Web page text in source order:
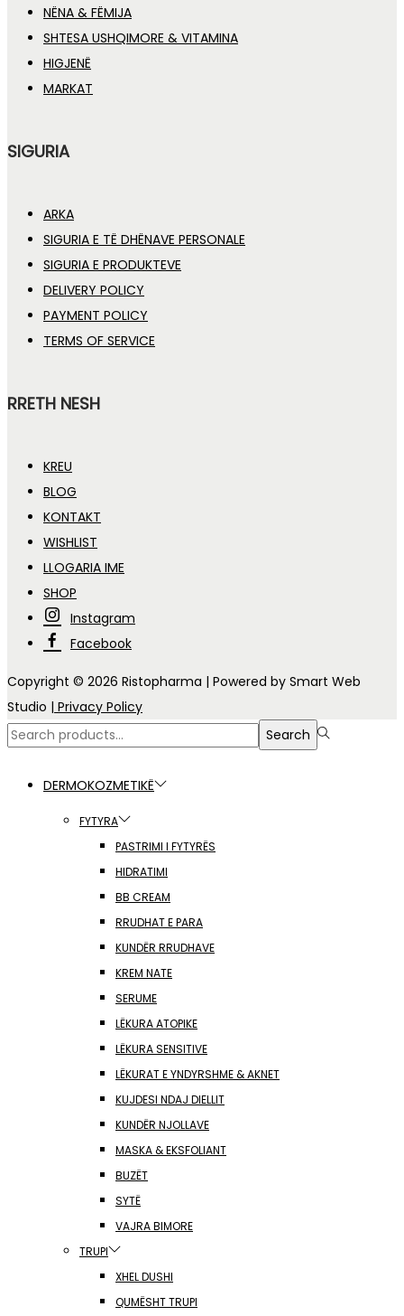
NËNA & FËMIJA
SHTESA USHQIMORE & VITAMINA
HIGJENË
MARKAT
SIGURIA
ARKA
SIGURIA E TË DHËNAVE PERSONALE
SIGURIA E PRODUKTEVE
DELIVERY POLICY
PAYMENT POLICY
TERMS OF SERVICE
RRETH NESH
KREU
BLOG
KONTAKT
WISHLIST
LLOGARIA IME
SHOP
Instagram
Facebook
Copyright © 2026 Ristopharma | Powered by Smart Web
Studio | Privacy Policy
Search
Search
DERMOKOZMETIKË
FYTYRA
PASTRIMI I FYTYRËS
HIDRATIMI
BB CREAM
RRUDHAT E PARA
KUNDËR RRUDHAVE
KREM NATE
SERUME
LËKURA ATOPIKE
LËKURA SENSITIVE
LËKURAT E YNDYRSHME & AKNET
KUJDESI NDAJ DIELLIT
KUNDËR NJOLLAVE
MASKA & EKSFOLIANT
BUZËT
SYTË
VAJRA BIMORE
TRUPI
XHEL DUSHI
QUMËSHT TRUPI